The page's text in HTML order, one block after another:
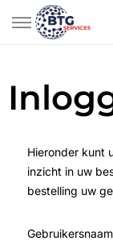
Hieronder kunt
inzicht in uw
bestelling uw
Gebruikersnaam